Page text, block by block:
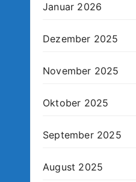
Januar 2026
Dezember 2025
November 2025
Oktober 2025
September 2025
August 2025